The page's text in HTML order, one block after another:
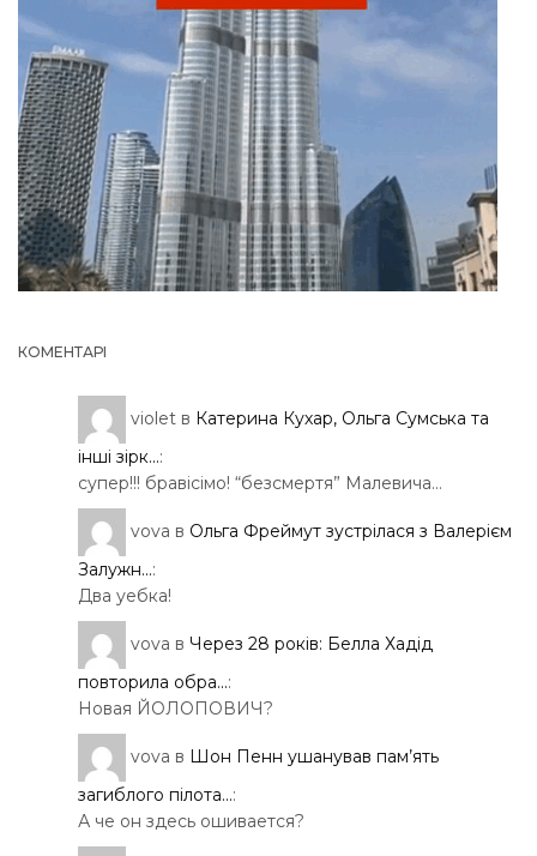
КОМЕНТАРІ
violet в Катерина Кухар, Ольга Сумська та
інші зірк...:
супер!!! бравісімо! “безсмертя” Малевича…
vova в Ольга Фреймут зустрілася з Валерієм
Залужн...:
Два уебка!
vova в Через 28 років: Белла Хадід
повторила обра...:
Новая ЙОЛОПОВИЧ?
vova в Шон Пенн ушанував пам’ять
загиблого пілота...:
А че он здесь ошивается?